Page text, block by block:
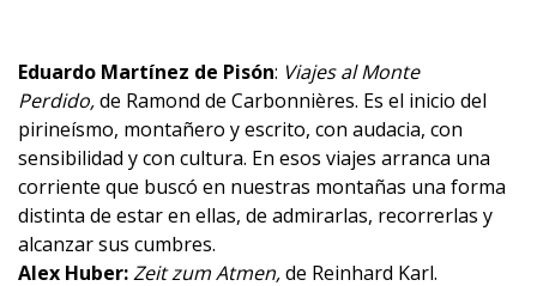
Eduardo Martínez de Pisón: Viajes al Monte
Perdido,de Ramond de Carbonnières. Es el inicio del
pirineísmo, montañero y escrito, con audacia, con
sensibilidad y con cultura. En esos viajes arranca una
corriente que buscó en nuestras montañas una forma
distinta de estar en ellas, de admirarlas, recorrerlas y
alcanzar sus cumbres.
Alex Huber:Zeit zum Atmen,de Reinhard Karl.